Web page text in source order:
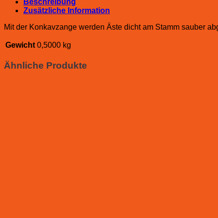
Zusätzliche Information
Mit der Konkavzange werden Äste dicht am Stamm sauber
Gewicht 0,5000 kg
Ähnliche Produkte